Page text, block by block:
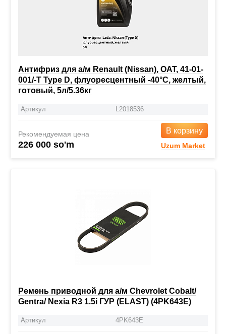
Антифриз для а/м Renault (Nissan), OAT, 41-01-
001/-T Type D, флуоресцентный -40°С, желтый,
готовый, 5л/5.36кг
Артикул L2018536
Рекомендуемая цена
226 000 so'm
В корзину
Uzum Market
Ремень приводной для а/м Chevrolet Cobalt/
Gentra/ Nexia R3 1.5i ГУР (ELAST) (4PK643E)
Артикул 4PK643E